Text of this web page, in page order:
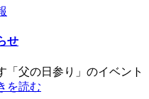
せ
「父の日参り」のイベント
を読む